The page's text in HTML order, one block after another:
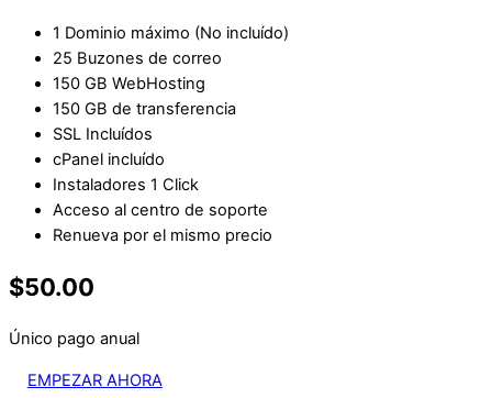
1 Dominio máximo (No incluído)
25 Buzones de correo
150 GB WebHosting
150 GB de transferencia
SSL Incluídos
cPanel incluído
Instaladores 1 Click
Acceso al centro de soporte
Renueva por el mismo precio
$50.00
Único pago anual
EMPEZAR AHORA